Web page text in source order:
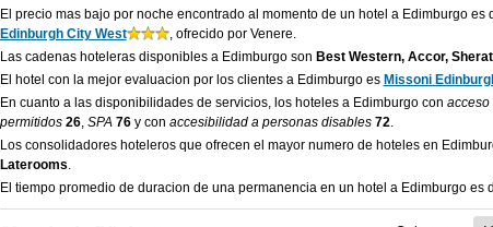
El precio mas bajo por noche encontrado al momento de un hotel a Edimburgo es
Edinburgh City West
, ofrecido por Venere.
Las cadenas hoteleras disponibles a Edimburgo son Best Western, Accor,
El hotel con la mejor evaluacion por los clientes a Edimburgo es Missoni
En cuanto a las disponibilidades de servicios, los hoteles a Edimburgo con acceso
permitidos 26, SPA 76y con accesibilidad a personas disables 72.
Los consolidadores hoteleros que ofrecen el mayor numero de hoteles en
Laterooms.
El tiempo promedio de duracion de una permanencia en un hotel a Edimburgo es